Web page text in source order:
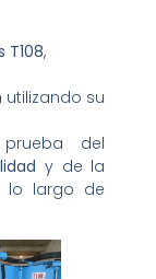
T108,
su
del
y de la
lo largo de